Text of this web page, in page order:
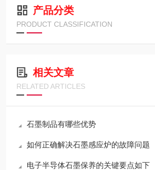
产品分类
PRODUCT CLASSIFICATION
相关文章
RELATED ARTICLES
石墨制品有哪些优势
如何正确解决石墨感应炉的故障问题
电子半导体石墨保养的关键要点如下